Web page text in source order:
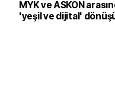
MYK ve ASKON
'yeşil ve dijital'